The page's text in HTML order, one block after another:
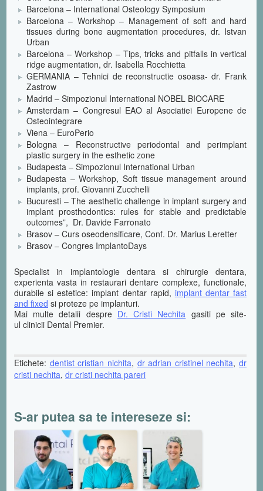
Barcelona – International Osteology Symposium
Barcelona – Workshop – Management of soft and hard
tissues during bone augmentation procedures, dr. Istvan
Urban
Barcelona – Workshop – Tips, tricks and pitfalls in vertical
ridge augmentation, dr. Isabella Rocchietta
GERMANIA – Tehnici de reconstructie osoasa- dr. Frank
Zastrow
Madrid – Simpozionul International NOBEL BIOCARE
Amsterdam – Congresul EAO al Asociatiei Europene de
Osteointegrare
Viena – EuroPerio
Bologna – Reconstructive periodontal and perimplant
plastic surgery in the esthetic zone
Budapesta – Simpozionul International Urban
Budapesta – Workshop, Soft tissue management around
implants, prof. Giovanni Zucchelli
Bucuresti – The aesthetic challenge in implant surgery and
implant prosthodontics: rules for stable and predictable
outcomes”, Dr. Davide Farronato
Brasov – Curs oseodensificare, Conf. Dr. Marius Leretter
Brasov – Congres ImplantoDays
Specialist in implantologie dentara si chirurgie dentara,
experienta vasta in restaurari dentare complexe, functionale,
durabile si estetice: implant dentar rapid, implant dentar fast
and fixed si proteze pe implanturi.
Mai multe detalii despre Dr. Cristi Nechita gasiti pe site-
ul clinicii Dental Premier.
Etichete: dentist cristian nichita, dr adrian cristinel nechita, dr
cristi nechita, dr cristi nechita pareri
S-ar putea sa te intereseze si: